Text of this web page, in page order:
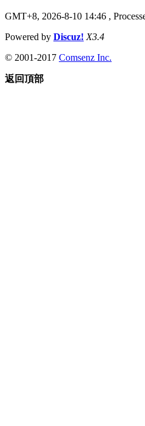
GMT+8, 2026-8-10 14:46 ,
Powered by Discuz! X3.4
© 2001-2017 Comsenz Inc.
返回頂部